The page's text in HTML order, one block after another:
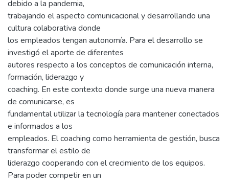
debido a la pandemia,
trabajando el aspecto comunicacional y desarrollando una
cultura colaborativa donde
los empleados tengan autonomía. Para el desarrollo se
investigó el aporte de diferentes
autores respecto a los conceptos de comunicación interna,
formación, liderazgo y
coaching. En este contexto donde surge una nueva manera
de comunicarse, es
fundamental utilizar la tecnología para mantener conectados
e informados a los
empleados. El coaching como herramienta de gestión, busca
transformar el estilo de
liderazgo cooperando con el crecimiento de los equipos.
Para poder competir en un